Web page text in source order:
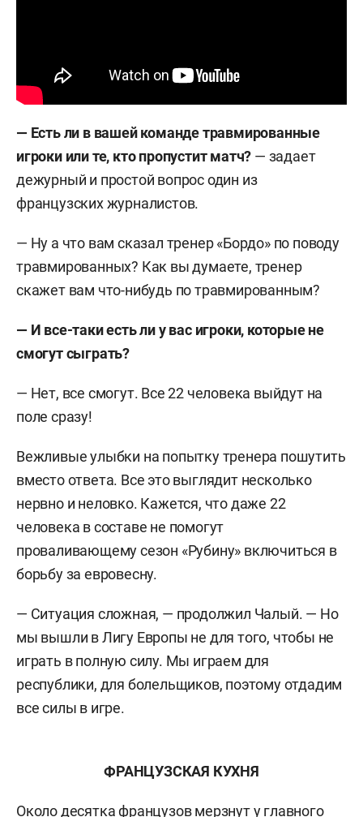
— Есть ли в вашей команде травмированные
игроки или те, кто пропустит матч? — задает
дежурный и простой вопрос один из
французских журналистов.
— Ну а что вам сказал тренер «Бордо» по поводу
травмированных? Как вы думаете, тренер
скажет вам что-нибудь по травмированным?
— И все-таки есть ли у вас игроки, которые не
смогут сыграть?
— Нет, все смогут. Все 22 человека выйдут на
поле сразу!
Вежливые улыбки на попытку тренера пошутить
вместо ответа. Все это выглядит несколько
нервно и неловко. Кажется, что даже 22
человека в составе не помогут
проваливающему сезон «Рубину» включиться в
борьбу за евровесну.
— Ситуация сложная, — продолжил Чалый. — Но
мы вышли в Лигу Европы не для того, чтобы не
играть в полную силу. Мы играем для
республики, для болельщиков, поэтому отдадим
все силы в игре.
ФРАНЦУЗСКАЯ КУХНЯ
Около десятка французов мерзнут у главного